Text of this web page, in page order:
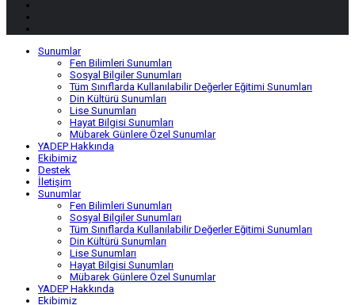
Sunumlar
Fen Bilimleri Sunumları
Sosyal Bilgiler Sunumları
Tüm Sınıflarda Kullanılabilir Değerler Eğitimi Sunumları
Din Kültürü Sunumları
Lise Sunumları
Hayat Bilgisi Sunumları
Mübarek Günlere Özel Sunumlar
YADEP Hakkında
Ekibimiz
Destek
İletişim
Sunumlar
Fen Bilimleri Sunumları
Sosyal Bilgiler Sunumları
Tüm Sınıflarda Kullanılabilir Değerler Eğitimi Sunumları
Din Kültürü Sunumları
Lise Sunumları
Hayat Bilgisi Sunumları
Mübarek Günlere Özel Sunumlar
YADEP Hakkında
Ekibimiz